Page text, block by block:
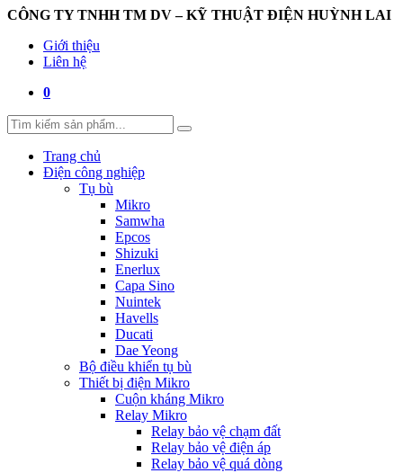
CÔNG TY TNHH TM DV – KỸ THUẬT ĐIỆN HUỲNH LAI
Giới thiệu
Liên hệ
0
Trang chủ
Điện công nghiệp
Tụ bù
Mikro
Samwha
Epcos
Shizuki
Enerlux
Capa Sino
Nuintek
Havells
Ducati
Dae Yeong
Bộ điều khiển tụ bù
Thiết bị điện Mikro
Cuộn kháng Mikro
Relay Mikro
Relay bảo vệ chạm đất
Relay bảo vệ điện áp
Relay bảo vệ quá dòng